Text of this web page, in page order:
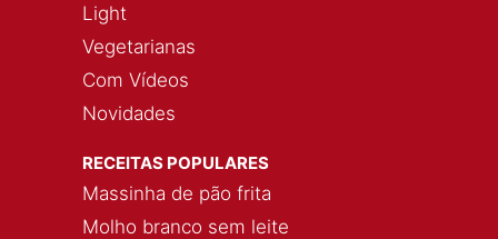
Light
Vegetarianas
Com Vídeos
Novidades
RECEITAS POPULARES
Massinha de pão frita
Molho branco sem leite